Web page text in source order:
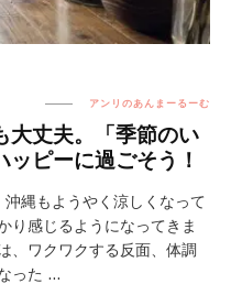
アンリのあんまーるーむ
大丈夫。「季節のい
ピーに過ごそう！
縄もようやく涼しくなって
り感じるようになってきま
、ワクワクする反面、体調
った …